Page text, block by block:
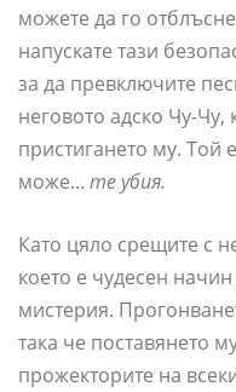
можете да го
напускате тази
за да превключите
неговото адско Чу-Чу,
пристигането му. Той
може... те убия.
Като цяло срещите с
което е чудесен
мистерия.
така че поставянето
прожекторите на